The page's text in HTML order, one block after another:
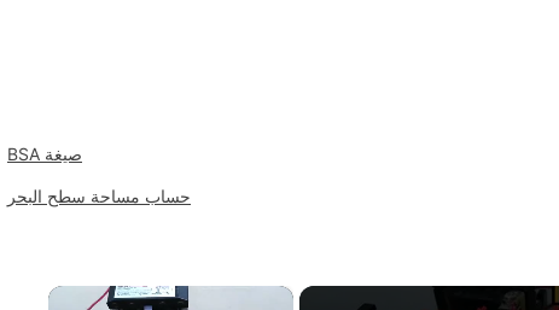
صيغة BSA
حساب مساحة سطح البحر
×